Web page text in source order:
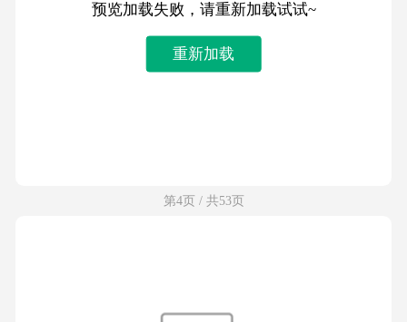
预览加载失败，请重新加载试试~
重新加载
第4页 / 共53页